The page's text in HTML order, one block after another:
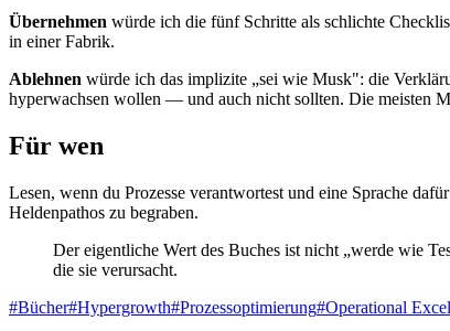
Übernehmen würde ich die fünf Schritte als schlichte
in einer Fabrik.
Ablehnen würde ich das implizite „sei wie Musk": die
hyperwachsen wollen — und auch nicht sollten. Die meisten
Für wen
Lesen, wenn du Prozesse verantwortest und eine Sprache
Heldenpathos zu begraben.
Der eigentliche Wert des Buches ist nicht „werde wie
die sie verursacht.
#Bücher#Hypergrowth#Prozessoptimierung#Operational